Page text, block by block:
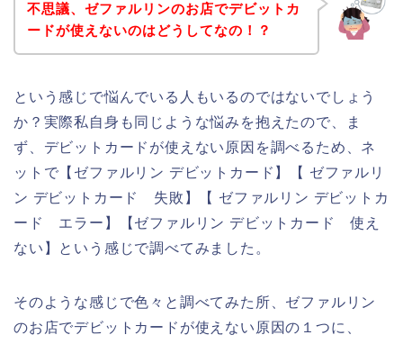
不思議、ゼファルリンのお店でデビットカ
ードが使えないのはどうしてなの！？
という感じで悩んでいる人もいるのではないでしょう
か？実際私自身も同じような悩みを抱えたので、ま
ず、デビットカードが使えない原因を調べるため、ネ
ットで【ゼファルリン デビットカード】【 ゼファルリ
ン デビットカード 失敗】【 ゼファルリン デビットカ
ード エラー】【ゼファルリン デビットカード 使え
ない】という感じで調べてみました。
そのような感じで色々と調べてみた所、ゼファルリン
のお店でデビットカードが使えない原因の１つに、